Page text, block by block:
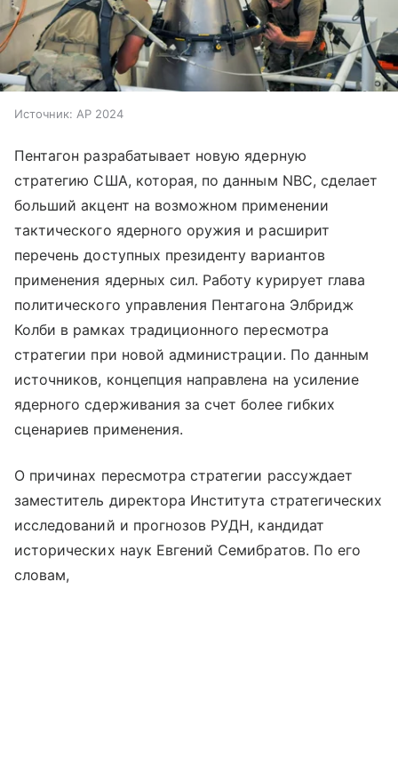
Источник: AP 2024
Пентагон разрабатывает новую ядерную
стратегию США, которая, по данным NBC, сделает
больший акцент на возможном применении
тактического ядерного оружия и расширит
перечень доступных президенту вариантов
применения ядерных сил. Работу курирует глава
политического управления Пентагона Элбридж
Колби в рамках традиционного пересмотра
стратегии при новой администрации. По данным
источников, концепция направлена на усиление
ядерного сдерживания за счет более гибких
сценариев применения.
О причинах пересмотра стратегии рассуждает
заместитель директора Института стратегических
исследований и прогнозов РУДН, кандидат
исторических наук Евгений Семибратов. По его
словам,